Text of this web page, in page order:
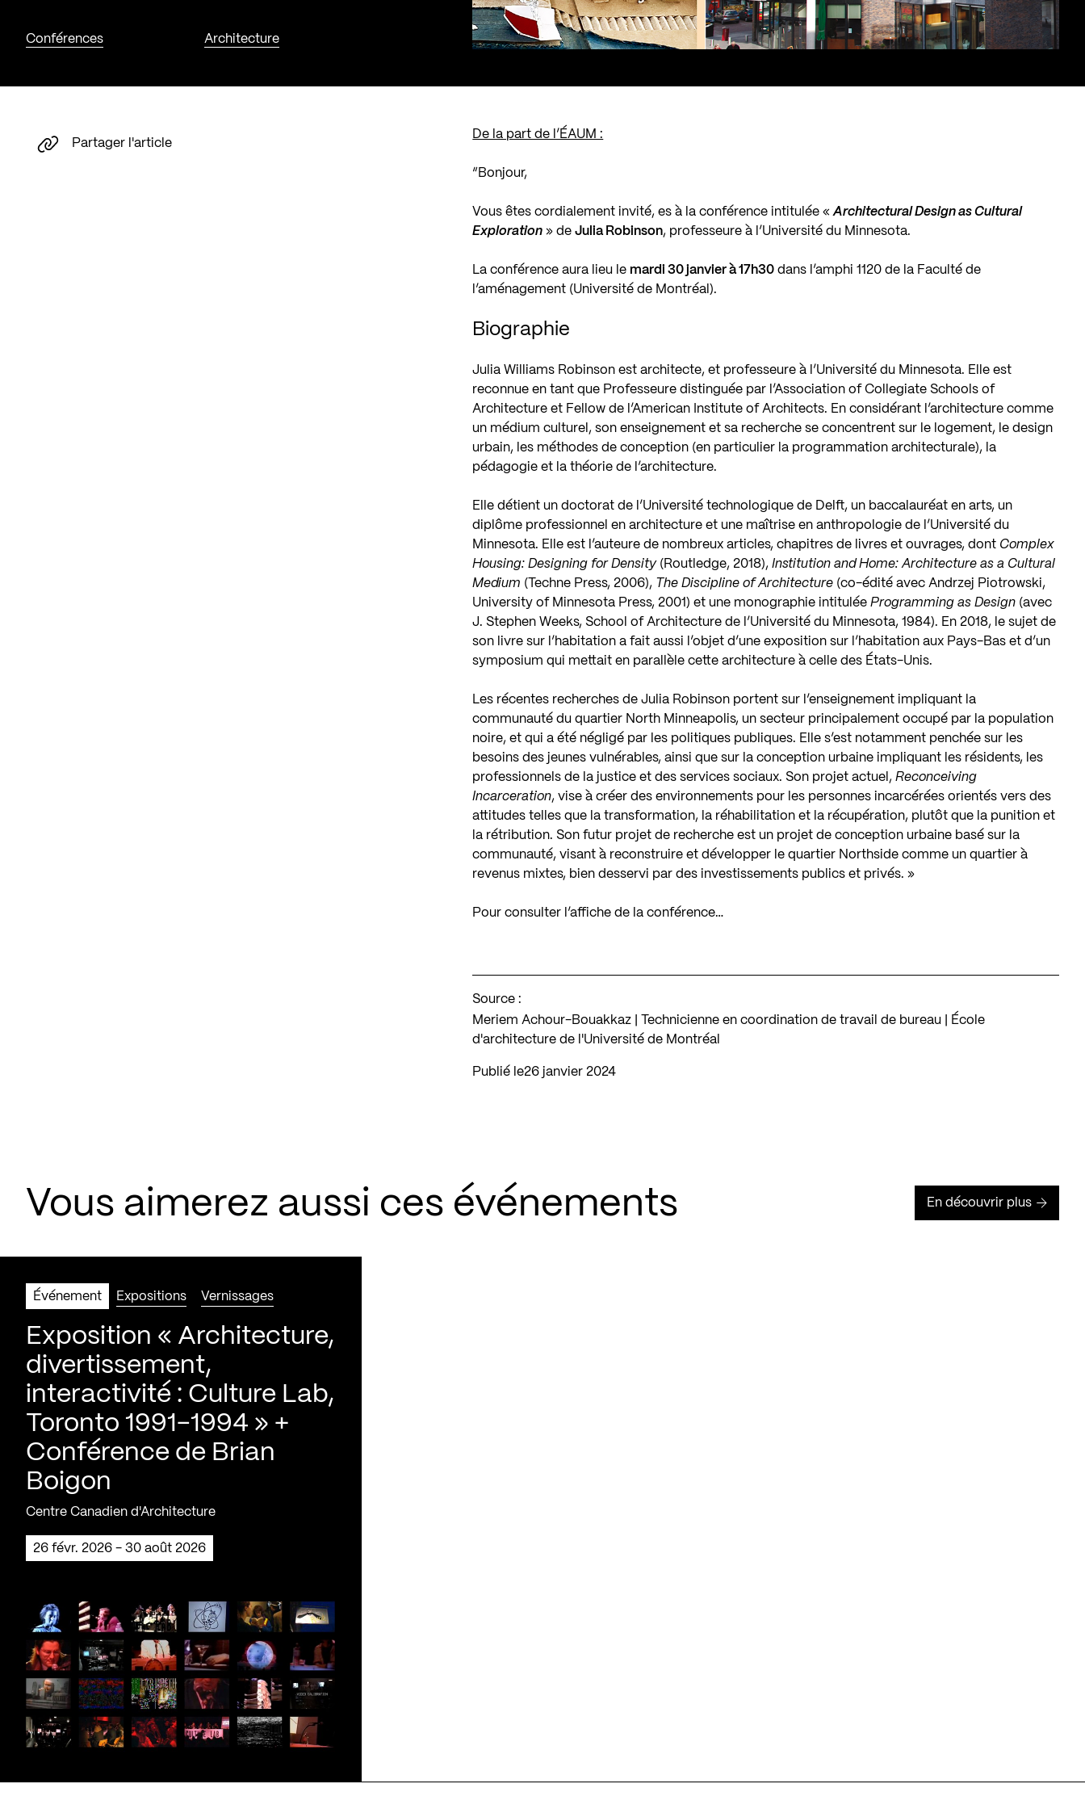
Conférences Architecture
De la part de l’ÉAUM :
“Bonjour,
Vous êtes cordialement invité, es à la conférence intitulée «Architectural Design as Cultural
Exploration » deJulia Robinson, professeure à l’Université du Minnesota.
La conférence aura lieu le mardi 30 janvier à 17h30 dans l’amphi 1120 de la Faculté de
l’aménagement (Université de Montréal).
Biographie
Julia Williams Robinson est architecte, et professeure à l’Université du Minnesota. Elle est
reconnue en tant que Professeure distinguée par l’Association of Collegiate Schools of
Architecture et Fellow de l’American Institute of Architects. En considérant l’architecture comme
un médium culturel, son enseignement et sa recherche se concentrent sur le logement, le design
urbain, les méthodes de conception (en particulier la programmation architecturale), la
pédagogie et la théorie de l’architecture.
Elle détient un doctorat de l’Université technologique de Delft, un baccalauréat en arts, un
diplôme professionnel en architecture et une maîtrise en anthropologie de l’Université du
Minnesota. Elle est l’auteure de nombreux articles, chapitres de livres et ouvrages, dont Complex
Housing: Designing for Density(Routledge, 2018),Institution and Home: Architecture as a Cultural
Medium (Techne Press, 2006), The Discipline of Architecture (co-édité avec Andrzej Piotrowski,
University of Minnesota Press, 2001) et une monographie intituléeProgramming as Design (avec
J. Stephen Weeks, School of Architecture de l’Université du Minnesota, 1984). En 2018, le sujet de
son livre sur l’habitation a fait aussi l’objet d’une exposition sur l’habitation aux Pays-Bas et d’un
symposium qui mettait en parallèle cette architecture à celle des États-Unis.
Les récentes recherches de Julia Robinson portent sur l’enseignement impliquant la
communauté du quartier North Minneapolis, un secteur principalement occupé par la population
noire, et qui a été négligé par les politiques publiques. Elle s’est notamment penchée sur les
besoins des jeunes vulnérables, ainsi que sur la conception urbaine impliquant les résidents, les
professionnels de la justice et des services sociaux. Son projet actuel,Reconceiving
Incarceration, vise à créer des environnements pour les personnes incarcérées orientés vers des
attitudes telles que la transformation, la réhabilitation et la récupération, plutôt que la punition et
la rétribution. Son futur projet de recherche est un projet de conception urbaine basé sur la
communauté, visant à reconstruire et développer le quartier Northside comme un quartier à
revenus mixtes, bien desservi par des investissements publics et privés. »
Pour consulter l’affiche de la conférence…
Source :
Meriem Achour-Bouakkaz | Technicienne en coordination de travail de bureau | École
d'architecture de l'Université de Montréal
Publié le 26 janvier 2024
Partager l'article
Vous aimerez aussi ces événements En découvrir plus
Événement Expositions Vernissages
Exposition « Architecture,
divertissement,
interactivité : Culture Lab,
Toronto 1991-1994 » +
Conférence de Brian
Boigon
Centre Canadien d'Architecture
26 févr. 2026 - 30 août 2026